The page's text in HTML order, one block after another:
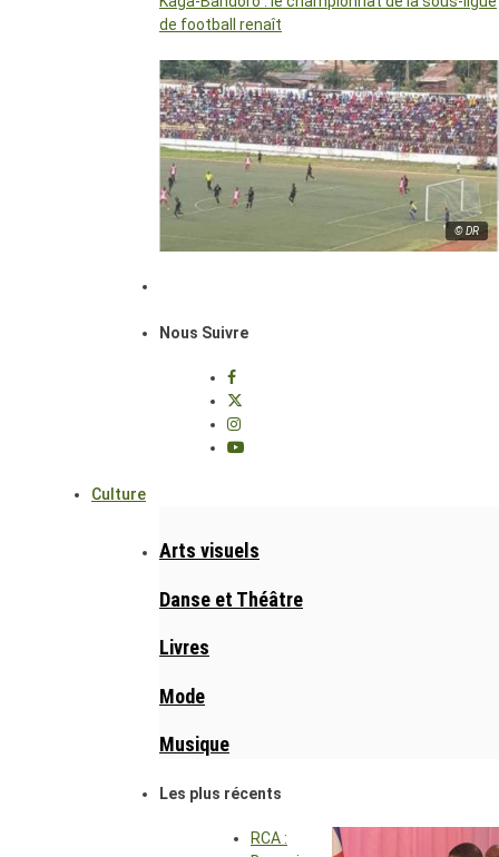
de football renaît
© DR
Nous Suivre
Culture
Arts visuels
Danse et Théâtre
Livres
Mode
Musique
Les plus récents
RCA :